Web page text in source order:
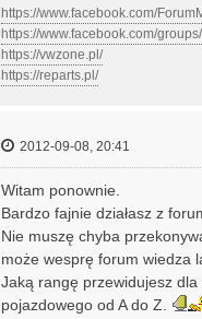
https://www.facebook.com/
https://www.facebook.com/
https://vwzone.pl/
https://reparts.pl/
2012-09-08, 20:41
Witam ponownie.
Bardzo fajnie działasz z
Nie muszę chyba
może wesprę forum wiedza
Jaką rangę przewidujesz
pojazdowego od A do Z.